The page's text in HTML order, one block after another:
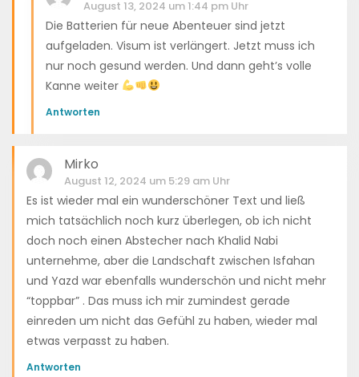
August 13, 2024 um 1:44 pm Uhr
Die Batterien für neue Abenteuer sind jetzt
aufgeladen. Visum ist verlängert. Jetzt muss ich
nur noch gesund werden. Und dann geht’s volle
Kanne weiter
Antworten
Mirko
August 12, 2024 um 5:29 am Uhr
Es ist wieder mal ein wunderschöner Text und ließ
mich tatsächlich noch kurz überlegen, ob ich nicht
doch noch einen Abstecher nach Khalid Nabi
unternehme, aber die Landschaft zwischen Isfahan
und Yazd war ebenfalls wunderschön und nicht mehr
“toppbar” . Das muss ich mir zumindest gerade
einreden um nicht das Gefühl zu haben, wieder mal
etwas verpasst zu haben.
Antworten